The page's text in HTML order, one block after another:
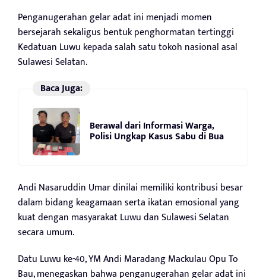
Penganugerahan gelar adat ini menjadi momen
bersejarah sekaligus bentuk penghormatan tertinggi
Kedatuan Luwu kepada salah satu tokoh nasional asal
Sulawesi Selatan.
Baca Juga:
Berawal dari Informasi Warga,
Polisi Ungkap Kasus Sabu di Bua
Andi Nasaruddin Umar dinilai memiliki kontribusi besar
dalam bidang keagamaan serta ikatan emosional yang
kuat dengan masyarakat Luwu dan Sulawesi Selatan
secara umum.
Datu Luwu ke-40, YM Andi Maradang Mackulau Opu To
Bau, menegaskan bahwa penganugerahan gelar adat ini